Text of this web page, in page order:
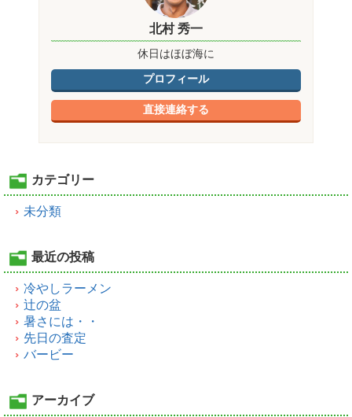
北村 秀一
休日はほぼ海に
プロフィール
直接連絡する
カテゴリー
未分類
最近の投稿
冷やしラーメン
辻の盆
暑さには・・
先日の査定
バービー
アーカイブ